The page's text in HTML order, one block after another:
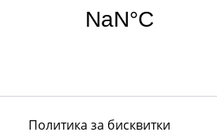
Политика за бисквитки